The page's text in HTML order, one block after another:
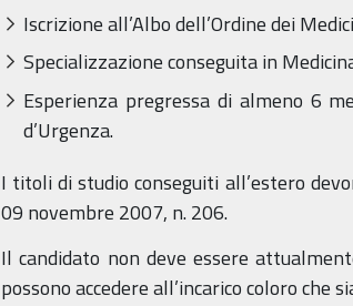
Iscrizione all’Albo dell’Ordine dei
Specializzazione conseguita in
Esperienza pregressa di almeno 6
d’Urgenza.
I titoli di studio conseguiti all’estero
09 novembre 2007, n. 206.
Il candidato non deve essere
possono accedere all’incarico coloro